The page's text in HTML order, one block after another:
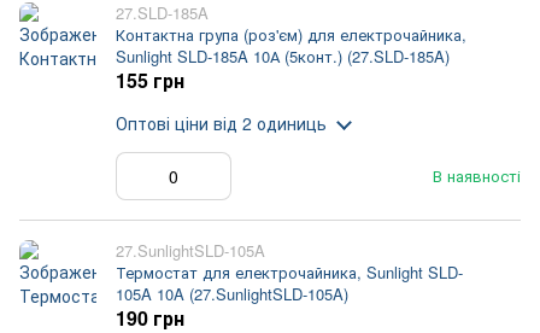
27.SLD-185A
Контактна група (роз'єм) для електрочайника,
Sunlight SLD-185A 10А (5конт.) (27.SLD-185A)
В наявності
155 грн
Оптові ціни від 2 одиниць
27.SunlightSLD-105A
Термостат для електрочайника, Sunlight SLD-
105A 10A (27.SunlightSLD-105A)
190 грн